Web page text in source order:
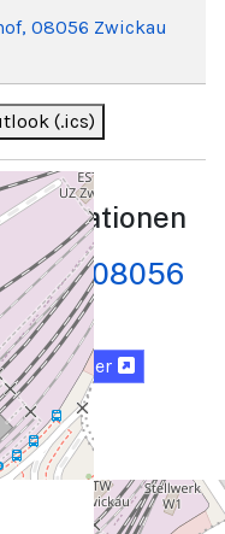
08056 Zwickau
(.ics)
08056